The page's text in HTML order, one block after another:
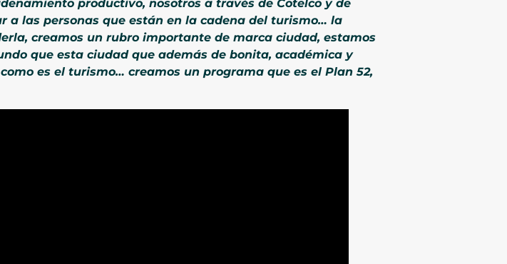
productivo, nosotros a través de Cotelco y de
las personas que están en la cadena del turismo… la
creamos un rubro importante de marca ciudad, estamos
que esta ciudad que además de bonita, académica y
es el turismo… creamos un programa que es el Plan 52,